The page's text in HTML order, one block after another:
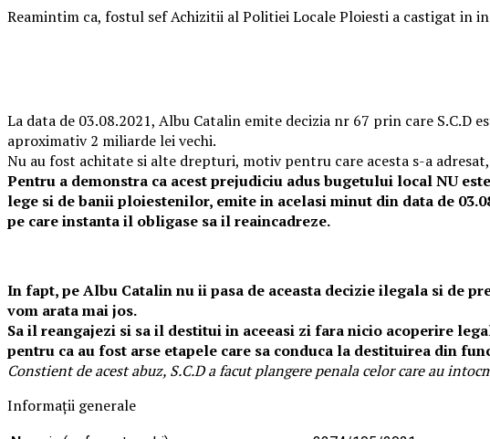
Reamintim ca, fostul sef Achizitii al Politiei Locale Ploiesti a castigat in
La data de 03.08.2021, Albu Catalin emite decizia nr 67 prin care
aproximativ 2 miliarde lei vechi.
Nu au fost achitate si alte drepturi, motiv pentru care acesta s-a
Pentru a demonstra ca acest prejudiciu adus bugetului local NU
lege si de banii ploiestenilor, emite in acelasi minut din data de
pe care instanta il obligase sa il reaincadreze.
In fapt, pe Albu Catalin nu ii pasa de aceasta decizie ilegala si de
vom arata mai jos.
Sa il reangajezi si sa il destitui in aceeasi zi fara nicio acoperire
pentru ca au fost arse etapele care sa conduca la destituirea din
Constient de acest abuz, S.C.D a facut plangere penala celor care au
Informaţii generale